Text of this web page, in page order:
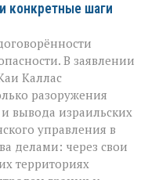
конкретные шаги
В заявлении
Каллас
разоружения
вывода израильских
управления в
делами: через свои
территориях